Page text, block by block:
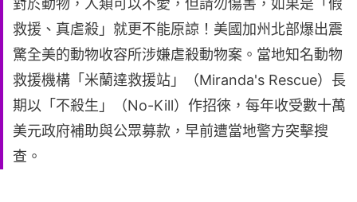
對於動物，人類可以不愛，但請勿傷害，如果是「假
救援、真虐殺」就更不能原諒！美國加州北部爆出震
驚全美的動物收容所涉嫌虐殺動物案。當地知名動物
救援機構「米蘭達救援站」（Miranda's Rescue）長
期以「不殺生」（No-Kill）作招徠，每年收受數十萬
美元政府補助與公眾募款，早前遭當地警方突擊搜
查。